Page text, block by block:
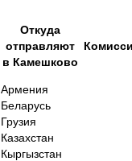
Откуда
отправляют
в Камешково
Армения
Беларусь
Грузия
Казахстан
Кыргызстан